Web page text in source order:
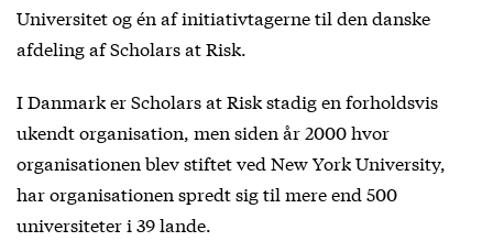
Universitet og én af initiativtagerne til den danske
afdeling af Scholars at Risk.
I Danmark er Scholars at Risk stadig en forholdsvis
ukendt organisation, men siden år 2000 hvor
organisationen blev stiftet ved New York University,
har organisationen spredt sig til mere end 500
universiteter i 39 lande.